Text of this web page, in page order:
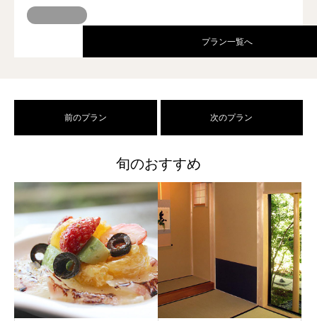
プラン一覧へ
前のプラン 次のプラン
旬のおすすめ